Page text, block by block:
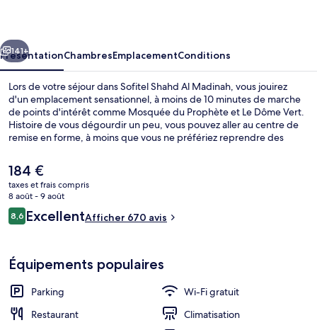
Suivant
141+
PrésentationChambresEmplacementConditions
Lors de votre séjour dans Sofitel Shahd Al Madinah, vous jouirez
d'un emplacement sensationnel, à moins de 10 minutes de marche
de points d'intérêt comme Mosquée du Prophète et Le Dôme Vert.
Histoire de vous dégourdir un peu, vous pouvez aller au centre de
remise en forme, à moins que vous ne préfériez reprendre des
restaurants du lieu et est ouvert à l'heure du petit déjeuner, du
déjeuner et du dîner.En voiture, vous aurez vite rejoint Cimetière Al-
Baqi et Mosquée de Quba depuis cet hôtel de luxe. Les autres
voyageurs ne tarissent pas d'éloges en ce qui concerne le personnel
attentionné et l'emplacement.
Le
prix
actuel
est
de
184 €
taxes et frais compris
8 août - 9 août
Avis
voyageurs
8,68,6 sur 10
ExcellentAfficher 670 avis
Équipements populaires
Parking
Wi-Fi gratuit
Restaurant
Climatisation